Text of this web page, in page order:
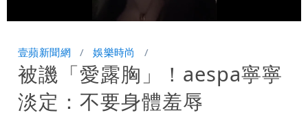
Loaded
100.00%
壹蘋新聞網 娛樂時尚
被譏「愛露胸」！aespa寧寧
淡定：不要身體羞辱